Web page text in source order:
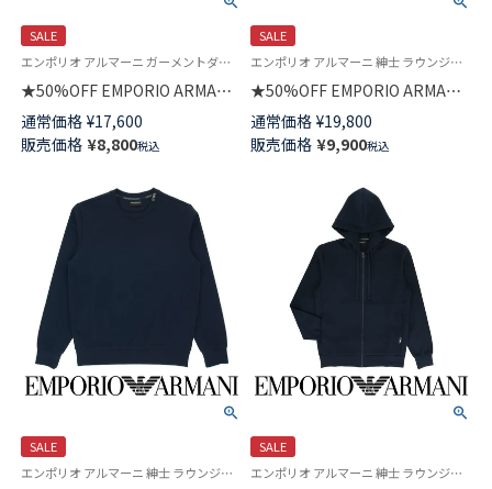
SALE
エンポリオ アルマーニ ガーメントダイ 紳士 ラウンジウェア 公式オンラインショップ
★50%OFF EMPORIO ARMANI
長袖 スウェット GARMENT
DYED ラウンジウェア EUサイズ
メンズ 54095382
通常価格 ¥17,600
販売価格 ¥8,800税込
SALE
エンポリオ アルマーニ 紳士 ラウンジウェア 公式オンラインショップ
★50%OFF EMPORIO ARMANI
ストレッチ PIQUET TERRY
HALFZIP スウェット ラウンジ
ウェア EUサイズ メンズ
通常価格 ¥19,800
販売価格 ¥9,900税込
SALE
エンポリオ アルマーニ 紳士 ラウンジウェア 公式オンラインショップ
SALE
エンポリオ アルマーニ 紳士 ラウンジウェア 公式オンラインショップ